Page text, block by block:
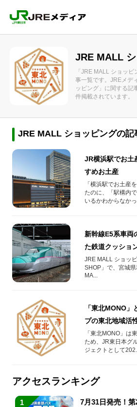
JRE MALL
「JRE MALL ショッ
事一覧です。JREメデ
ッピング」に関する記
件掲載されています。
JRE MALL ショッピングの記
JR横浜駅でお土
すめお土産
「横浜駅でお土産
たのに、「駅構内
いるかわからなかっ
新幹線E5系車両
た鉄道クッショ
JRE MALL ショッ
SHOP」で、宮城
MA...
「東北MONO
プの東北地域活
説
「東北MONO」は
ため、JR東日本グ
ジェクトとして202...
アクセスランキング
1
7月31日発売！